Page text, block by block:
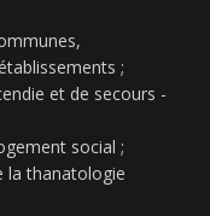
;
et de secours -
social ;
la thanatologie